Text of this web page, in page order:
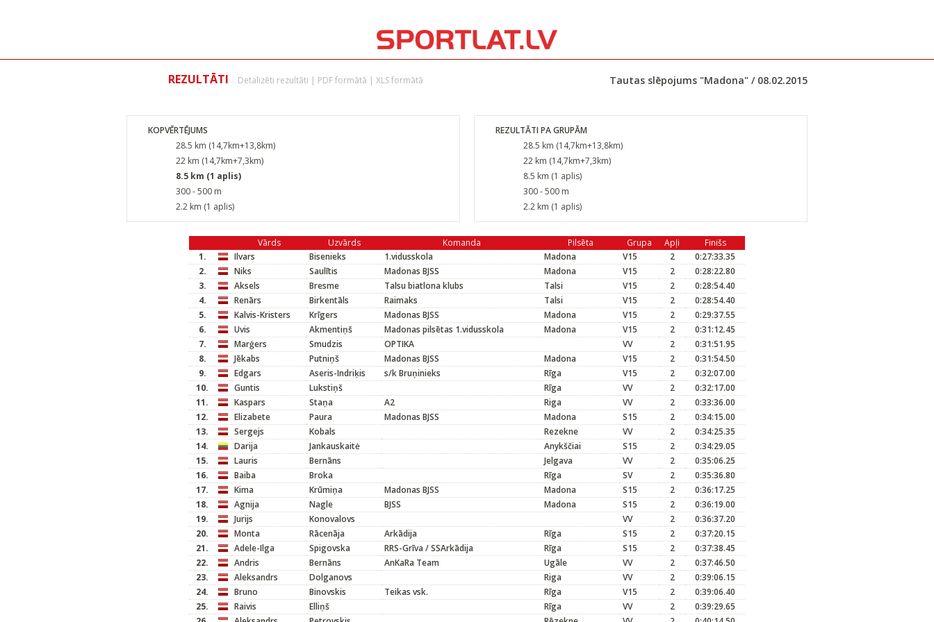
REZULTĀTI Detalizēti rezultāti | PDF formātā | XLS formātā Tautas slēpojums "Madona" / 08.02.2015
KOPVĒRTĒJUMS
28.5 km (14,7km+13,8km)
22 km (14,7km+7,3km)
8.5 km (1 aplis)
300 - 500 m
2.2 km (1 aplis)
REZULTĀTI PA GRUPĀM
28.5 km (14,7km+13,8km)
22 km (14,7km+7,3km)
8.5 km (1 aplis)
300 - 500 m
2.2 km (1 aplis)
Vārds Uzvārds Komanda Pilsēta Grupa Apļi
Finišs
1.
Ilvars Bisenieks 1.vidusskola Madona V15 2
0:27:33.35
2.
Niks Saulītis Madonas BJSS Madona V15 2
0:28:22.80
3.
Aksels Bresme Talsu biatlona klubs Talsi V15 2
0:28:54.40
4.
Renārs Birkentāls Raimaks Talsi V15 2
0:28:54.40
5.
Kalvis-Kristers Krīgers Madonas BJSS Madona V15 2
0:29:37.55
6.
Uvis Akmentiņš Madonas pilsētas 1.vidusskola Madona V15 2
0:31:12.45
7.
Marģers Smudzis OPTIKA VV 2
0:31:51.95
8.
Jēkabs Putniņš Madonas BJSS Madona V15 2
0:31:54.50
9.
Edgars Aseris-Indriķis s/k Bruņinieks Rīga V15 2
0:32:07.00
10.
Guntis Lukstiņš Rīga VV 2
0:32:17.00
11.
Kaspars Staņa A2 Riga VV 2
0:33:36.00
12.
Elizabete Paura Madonas BJSS Madona S15 2
0:34:15.00
13.
Sergejs Kobals Rezekne VV 2
0:34:25.35
14.
Darija Jankauskaitė Anykščiai S15 2
0:34:29.05
15.
Lauris Bernāns Jelgava VV 2
0:35:06.25
16.
Baiba Broka Rīga SV 2
0:35:36.80
17.
Kima Krūmiņa Madonas BJSS Madona S15 2
0:36:17.25
18.
Agnija Nagle BJSS Madona S15 2
0:36:19.00
19.
Jurijs Konovalovs VV 2
0:36:37.20
20.
Monta Rācenāja Arkādija Rīga S15 2
0:37:20.15
21.
Adele-Ilga Spigovska RRS-Grīva / SSArkādija Rīga S15 2
0:37:38.45
22.
Andris Bernāns AnKaRa Team Ugāle VV 2
0:37:46.50
23.
Aleksandrs Dolganovs Riga VV 2
0:39:06.15
24.
Bruno Binovskis Teikas vsk. Rīga V15 2
0:39:06.40
25.
Raivis Elliņš Rīga VV 2
0:39:29.65